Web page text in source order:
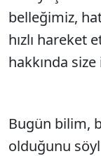
belleğimiz,
hızlı
hakkında
Bugün bilim,
olduğunu